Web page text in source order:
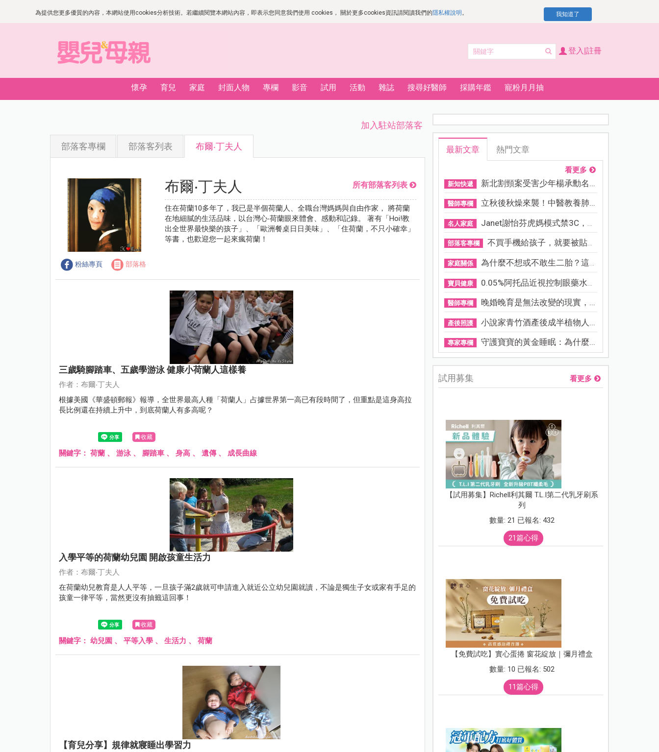
為提供您更多優質的內容，本網站使用cookies分析技術。若繼續閱覽本網站內容，即表示您同意我們使用 cookies， 關於更多cookies資訊請閱讀我們的隱私權說明 。 我知道了
登入|註冊
懷孕 育兒 家庭 封面人物 專欄 影音 試用 活動 雜誌 搜尋好醫師 採購年鑑 寵粉月月抽
加入駐站部落客
部落客專欄 部落客列表 布爾‧丁夫人
粉絲專頁 部落格
布爾‧丁夫人 所有部落客列表
住在荷蘭10多年了，我已是半個荷蘭人、全職台灣媽媽與自由作家， 將荷蘭
在地細膩的生活品味，以台灣心‧荷蘭眼來體會、感動和記錄。 著有「Hoi!教
出全世界最快樂的孩子」、「歐洲餐桌日日美味」、「住荷蘭，不只小確幸」
等書，也歡迎您一起來瘋荷蘭！
三歲騎腳踏車、五歲學游泳 健康小荷蘭人這樣養
作者：布爾‧丁夫人
根據美國《華盛頓郵報》報導，全世界最高人種「荷蘭人」占據世界第一高已有段時間了，但重點是這身高拉
長比例還在持續上升中，到底荷蘭人有多高呢？
收藏
關鍵字： 荷蘭 、 游泳 、 腳踏車 、 身高 、 遺傳、 成長曲線
入學平等的荷蘭幼兒園 開啟孩童生活力
作者：布爾‧丁夫人
在荷蘭幼兒教育是人人平等，一旦孩子滿2歲就可申請進入就近公立幼兒園就讀，不論是獨生子女或家有手足的
孩童一律平等，當然更沒有抽籤這回事！
收藏
關鍵字： 幼兒園 、 平等入學 、 生活力 、 荷蘭
【育兒分享】規律就寢睡出學習力
最新文章 熱門文章
看更多
新知快遞 新北割頸案受害少年楊承勳名...
醫師專欄 立秋後秋燥來襲！中醫教養肺...
名人家庭 Janet謝怡芬虎媽模式禁3C，看...
部落客專欄 不買手機給孩子，就要被貼「...
家庭關係 為什麼不想或不敢生二胎？這8...
寶貝健康 0.05%阿托品近視控制眼藥水納...
醫師專欄 晚婚晚育是無法改變的現實，...
產後照護 小說家青竹酒產後成半植物人...
專家專欄 守護寶寶的黃金睡眠：為什麼...
試用募集 看更多
【試用募集】Richell利其爾 T.L.I第二代乳牙刷系
列
數量: 21 已報名: 432
21篇心得
【免費試吃】實心蛋捲 窗花綻放｜彌月禮盒
數量: 10 已報名: 502
11篇心得